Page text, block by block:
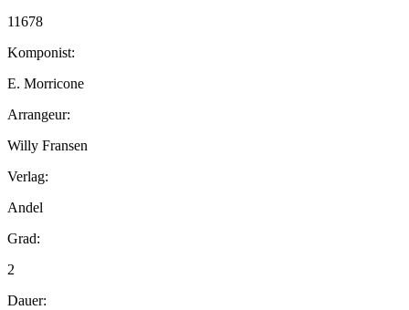
11678
Komponist:
E. Morricone
Arrangeur:
Willy Fransen
Verlag:
Andel
Grad:
2
Dauer: